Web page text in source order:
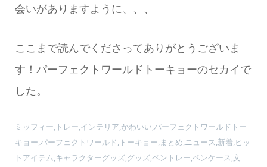
会いがありますように、、、
ここまで読んでくださってありがとうございま
す！パーフェクトワールドトーキョーのセカイで
した。
ミッフィー,トレー,インテリア,かわいい,パーフェクトワールドトー
キョー,パーフェクトワールド,トーキョー,まとめ,ニュース,新着,ヒッ
トアイテム,キャラクターグッズ,グッズ,ペントレー,ペンケース,文